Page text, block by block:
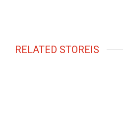
RELATED STOREIS